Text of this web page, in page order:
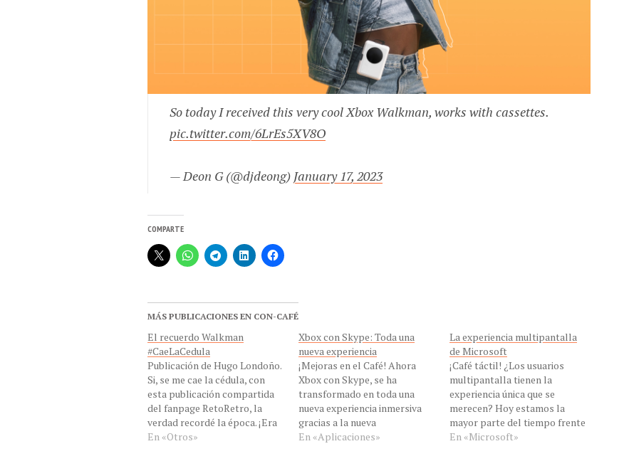
So today I received this very cool Xbox Walkman, works with cassettes.
pic.twitter.com/6LrEs5XV8O
— Deon G (@djdeong) January 17, 2023
COMPARTE
MÁS PUBLICACIONES EN CON-CAFÉ
El recuerdo Walkman
#CaeLaCedula
Publicación de Hugo Londoño.
Si, se me cae la cédula, con
esta publicación compartida
del fanpage RetoRetro, la
verdad recordé la época. ¡Era
increíble! llevar la música a
En «Otros»
Xbox con Skype: Toda una
nueva experiencia
¡Mejoras en el Café! Ahora
Xbox con Skype, se ha
transformado en toda una
nueva experiencia inmersiva
gracias a la nueva
características “llamadas
En «Aplicaciones»
La experiencia multipantalla
de Microsoft
¡Café táctil! ¿Los usuarios
multipantalla tienen la
experiencia única que se
merecen? Hoy estamos la
mayor parte del tiempo frente
a una pantalla, ya sea la de la
En «Microsoft»